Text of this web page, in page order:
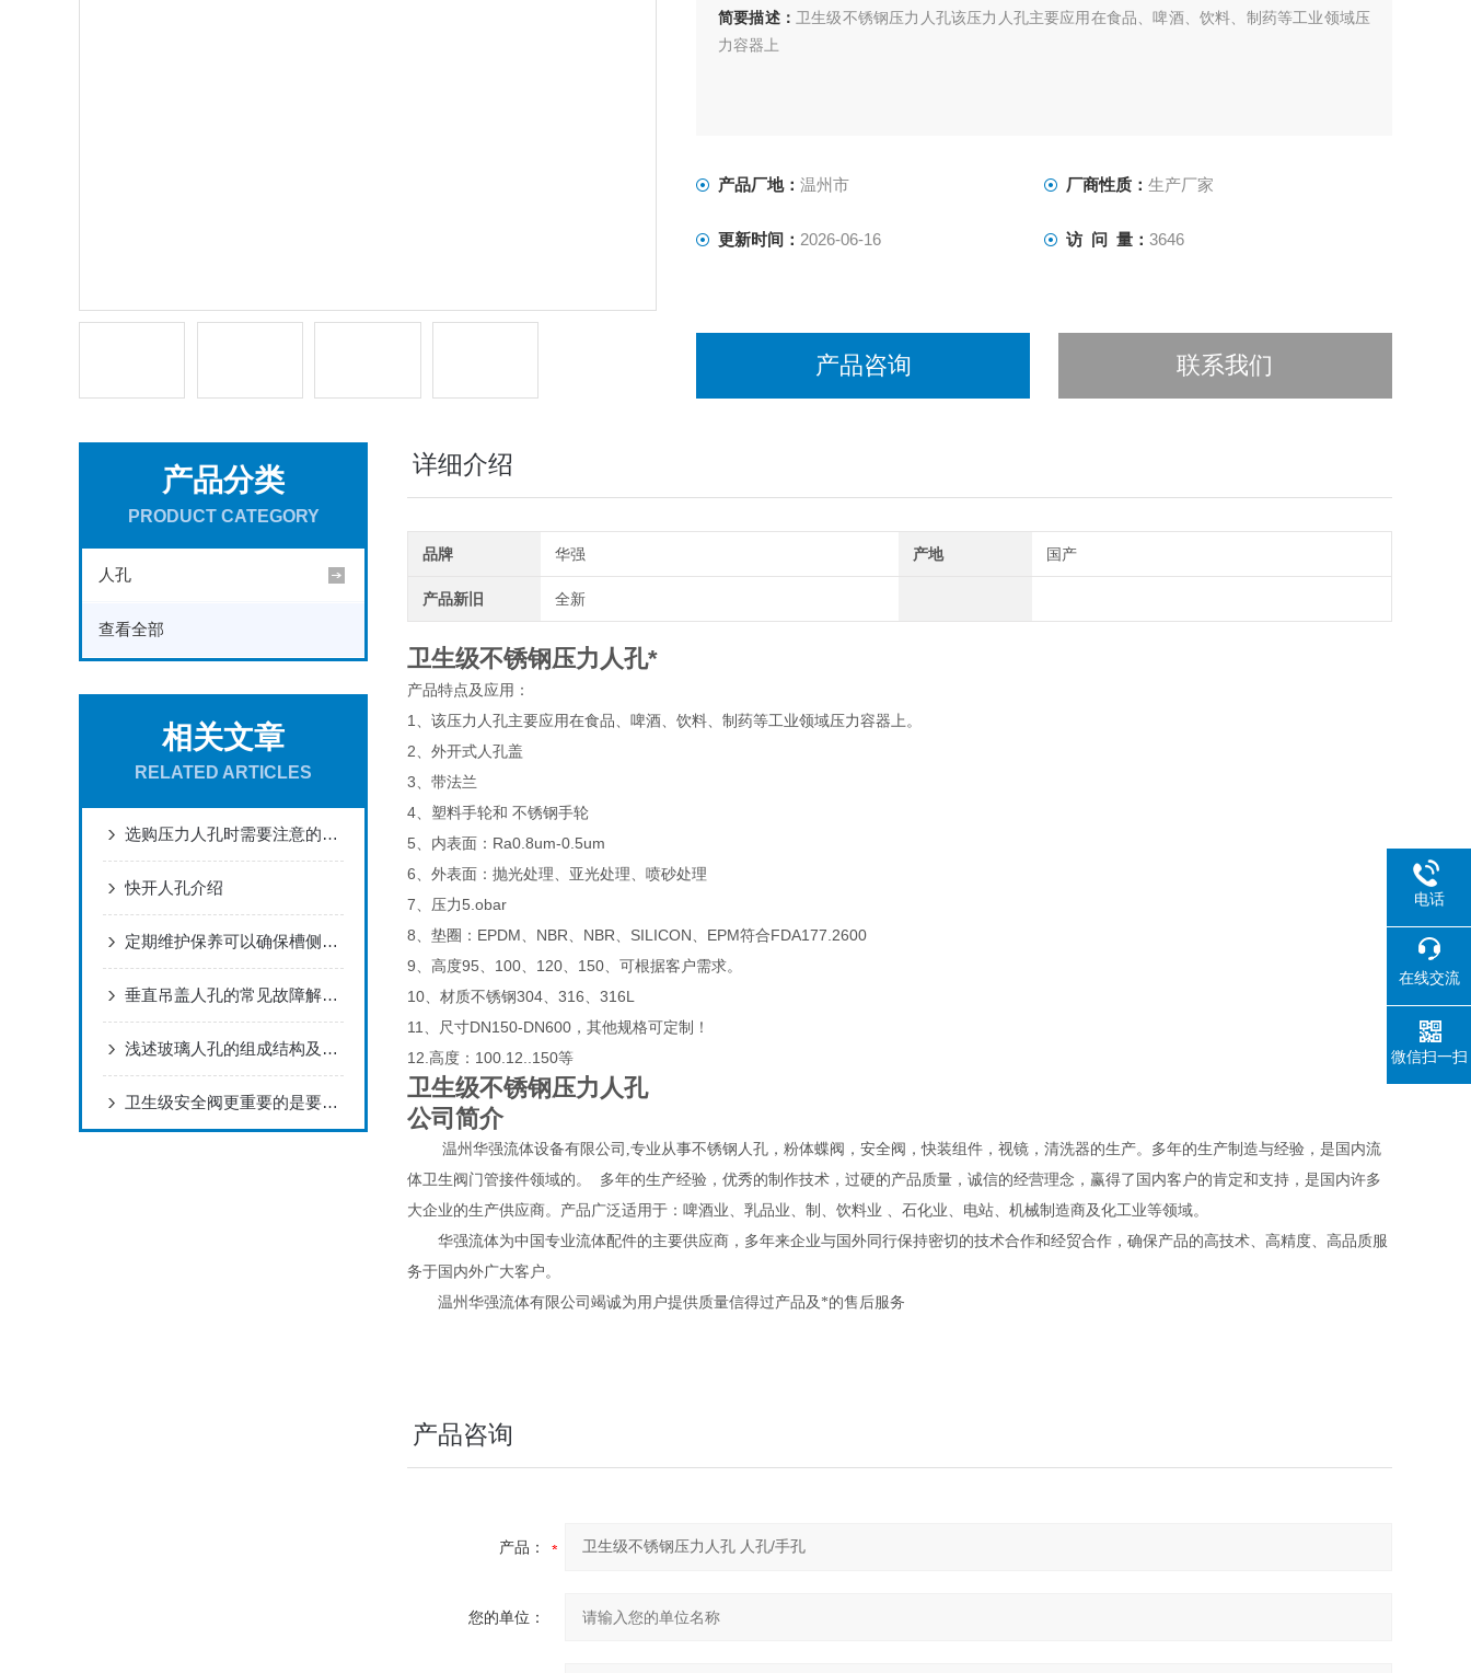
简要描述： 卫生级不锈钢压力人孔该压力人孔主要应用在食品、啤酒、饮料、制药等工业领域压
力容器上
产品厂地： 温州市 厂商性质： 生产厂家
更新时间： 2026-06-16 访 问 量： 3646
产品咨询 联系我们
产品分类
PRODUCT CATEGORY
人孔
查看全部
相关文章
RELATED ARTICLES
选购压力人孔时需要注意的事项分享
快开人孔介绍
定期维护保养可以确保槽侧内开人孔的正常运行
垂直吊盖人孔的常见故障解决方法介绍
浅述玻璃人孔的组成结构及常见抛光方法
卫生级安全阀更重要的是要起到保护设备的安全
详细介绍
品牌 华强 产地 国产
产品新旧 全新
卫生级不锈钢压力人孔*
产品特点及应用：
1、该压力人孔主要应用在食品、啤酒、饮料、制药等工业领域压力容器上。
2、外开式人孔盖
3、带法兰
4、塑料手轮和 不锈钢手轮
5、内表面：Ra0.8um-0.5um
6、外表面：抛光处理、亚光处理、喷砂处理
7、压力5.obar
8、垫圈：EPDM、NBR、NBR、SILICON、EPM符合FDA177.2600
9、高度95、100、120、150、可根据客户需求。
10、材质不锈钢304、316、316L
11、尺寸DN150-DN600，其他规格可定制！
12.高度：100.12..150等
卫生级不锈钢压力人孔
公司简介
温州华强流体设备有限公司 ,专业从事不锈钢人孔，粉体蝶阀，安全阀，快装组件，视镜，清洗器的生产。多年的生产制造与经验，是国内流
体卫生阀门管接件领域的。 多年的生产经验，优秀的制作技术，过硬的产品质量，诚信的经营理念，赢得了国内客户的肯定和支持，是国内许多
大企业的生产供应商。产品广泛适用于：啤酒业、乳品业、制、饮料业 、石化业、电站、机械制造商及化工业等领域。
华强流体为中国专业流体配件的主要供应商，多年来企业与国外同行保持密切的技术合作和经贸合作，确保产品的高技术、高精度、高品质服
务于国内外广大客户。
温州华强流体有限公司 竭诚为用户提供质量信得过产品及*的售后服务
产品咨询
产品：
您的单位：
电话
在线交流
微信扫一扫